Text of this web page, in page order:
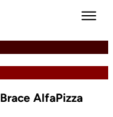
AlfaPizza